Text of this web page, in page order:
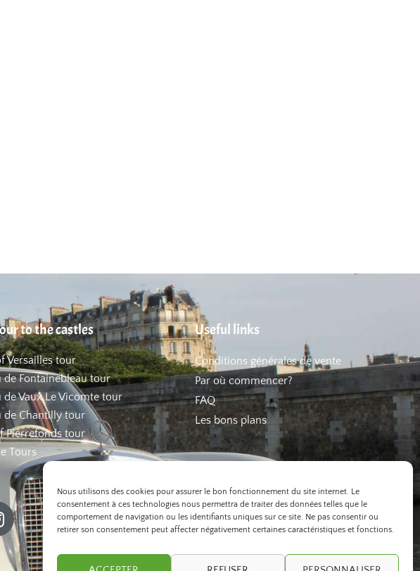
Nous utilisons des cookies pour assurer le bon fonctionnement du site internet. Le
consentement à ces technologies nous permettra de traiter des données telles que le
comportement de navigation ou les identifiants uniques sur ce site. Ne pas consentir ou
retirer son consentement peut affecter négativement certaines caractéristiques et fonctions.
to the castles
Versailles tour
de Fontainebleau tour
de Vaux Le Vicomte tour
de Chantilly tour
Pierrefonds tour
Tours
Useful links
Conditions générales de vente
Par où commencer?
FAQ
Les bons plans